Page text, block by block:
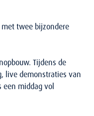
twee bijzondere
Tijdens de
live demonstraties van
middag vol